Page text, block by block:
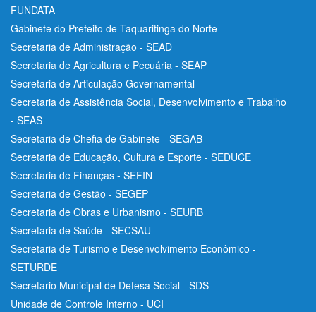
FUNDATA
Gabinete do Prefeito de Taquaritinga do Norte
Secretaria de Administração - SEAD
Secretaria de Agricultura e Pecuária - SEAP
Secretaria de Articulação Governamental
Secretaria de Assistência Social, Desenvolvimento e Trabalho
- SEAS
Secretaria de Chefia de Gabinete - SEGAB
Secretaria de Educação, Cultura e Esporte - SEDUCE
Secretaria de Finanças - SEFIN
Secretaria de Gestão - SEGEP
Secretaria de Obras e Urbanismo - SEURB
Secretaria de Saúde - SECSAU
Secretaria de Turismo e Desenvolvimento Econômico -
SETURDE
Secretario Municipal de Defesa Social - SDS
Unidade de Controle Interno - UCI